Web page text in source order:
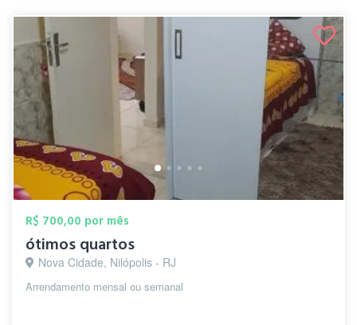
R$ 700,00 por mês
ótimos quartos
Nova Cidade, Nilópolis - RJ
Arrendamento mensal ou semanal